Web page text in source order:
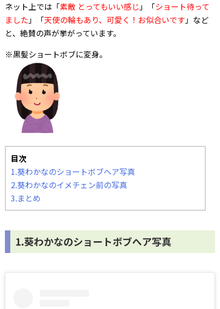
ネット上では「素敵 とってもいい感じ」「ショート待って
ました」「天使の輪もあり、可愛く！お似合いです」など
と、絶賛の声が挙がっています。
※黒髪ショートボブに変身。
目次
1.葵わかなのショートボブへア写真
2.葵わかなのイメチェン前の写真
3.まとめ
1.葵わかなのショートボブへア写真